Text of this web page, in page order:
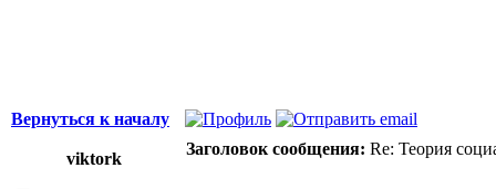
Вернуться к началу
viktork
Заголовок сообщения: Re: Теория